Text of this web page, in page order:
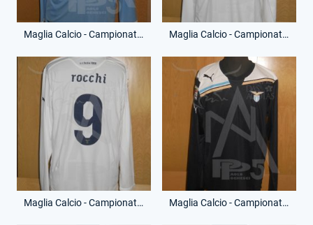
Maglia Calcio - Campionato Serie A - Tommaso Rocchi - 9 - (Retro) Maglia Calcio - Campionato Serie A - Tommaso Rocchi - 9 - (Fronte)
Maglia Calcio - Campionato Serie A - Tommaso Rocchi - 9 - (Retro) Maglia Calcio - Campionato Serie A - Tommaso Rocchi - 9 - (Fronte)